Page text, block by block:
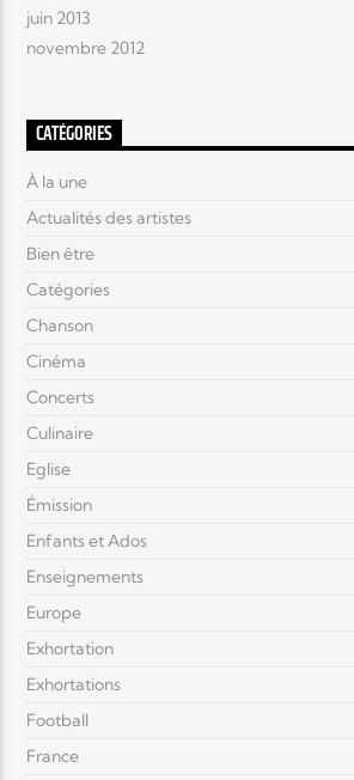
juin 2013
novembre 2012
CATÉGORIES
À la une
Actualités des artistes
Bien être
Catégories
Chanson
Cinéma
Concerts
Culinaire
Eglise
Émission
Enfants et Ados
Enseignements
Europe
Exhortation
Exhortations
Football
France